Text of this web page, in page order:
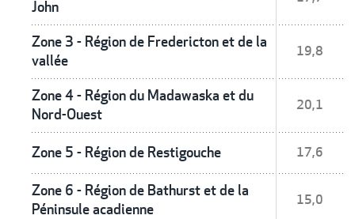
John
Zone 3 - Région de Fredericton et de la
vallée
19,8
Zone 4 - Région du Madawaska et du
Nord-Ouest
20,1
Zone 5 - Région de Restigouche 17,6
Zone 6 - Région de Bathurst et de la
Péninsule acadienne
15,0